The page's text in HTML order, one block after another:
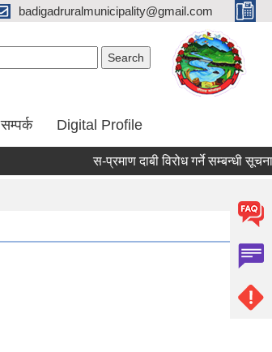
badigadruralmunicipality@gmail.com
सम्पर्क Digital Profile
स-प्रमाण दाबी विरोध गर्ने सम्बन्धी सूचना